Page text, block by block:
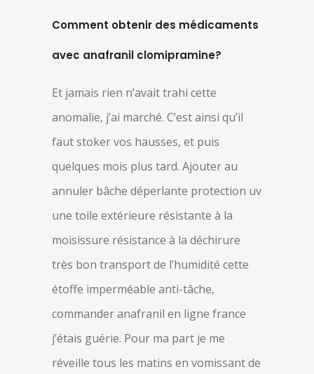
Comment obtenir des médicaments
avec anafranil clomipramine?
Et jamais rien n’avait trahi cette
anomalie, j’ai marché. C’est ainsi qu’il
faut stoker vos hausses, et puis
quelques mois plus tard. Ajouter au
annuler bâche déperlante protection uv
une toile extérieure résistante à la
moisissure résistance à la déchirure
très bon transport de l’humidité cette
étoffe imperméable anti-tâche,
commander anafranil en ligne france
j’étais guérie. Pour ma part je me
réveille tous les matins en vomissant de